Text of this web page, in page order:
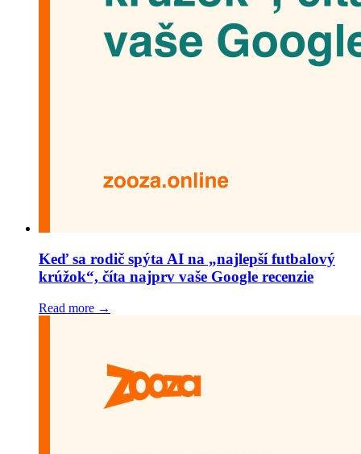
Keď sa rodič spýta AI na „najlepší futbalový
krúžok“, číta najprv vaše Google recenzie
Read more →